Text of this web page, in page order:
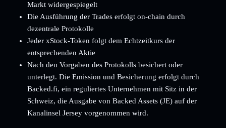
Markt widergespiegelt
Die Ausführung der Trades erfolgt on-chain durch
dezentrale Protokolle
Jeder xStock-Token folgt dem Echtzeitkurs der
entsprechenden Aktie
Nach den Vorgaben des Protokolls besichert oder
unterlegt. Die Emission und Besicherung erfolgt durch
Backed.fi, ein reguliertes Unternehmen mit Sitz in der
Schweiz, die Ausgabe von Backed Assets (JE) auf der
Kanalinsel Jersey vorgenommen wird.